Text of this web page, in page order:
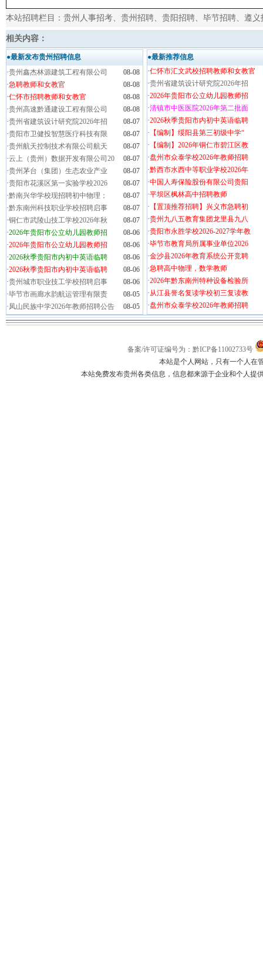
本站招聘栏目： 贵州人事招考、 贵州招聘、 贵阳招聘、 毕节招聘、 遵义
相关内容：
●最新发布贵州招聘信息
·贵州鑫杰林源建筑工程有限公司
08-08
·急聘教师和女教官
08-08
·仁怀市招聘教师和女教官
08-08
·贵州高速黔通建设工程有限公司
08-08
·贵州省建筑设计研究院2026年招
08-07
·贵阳市卫健投智慧医疗科技有限
08-07
·贵州航天控制技术有限公司航天
08-07
·云上（贵州）数据开发有限公司20
08-07
·贵州茅台（集团）生态农业产业
08-07
·贵阳市花溪区第一实验学校2026
08-07
·黔南兴华学校现招聘初中物理；
08-07
·黔东南州科技职业学校招聘启事
08-07
·铜仁市武陵山技工学校2026年秋
08-07
·2026年贵阳市公立幼儿园教师招
08-06
·2026年贵阳市公立幼儿园教师招
08-06
·2026秋季贵阳市内初中英语临聘
08-06
·2026秋季贵阳市内初中英语临聘
08-06
·贵州城市职业技工学校招聘启事
08-06
·毕节市画廊水韵航运管理有限责
08-05
·凤山民族中学2026年教师招聘公告 08-05
●最新推荐信息
·仁怀市汇文武校招聘教师和女教官
·贵州省建筑设计研究院2026年招
·2026年贵阳市公立幼儿园教师招
·清镇市中医医院2026年第二批面
·2026秋季贵阳市内初中英语临聘
· 【编制】绥阳县第三初级中学“
· 【编制】2026年铜仁市碧江区教
·盘州市众泰学校2026年教师招聘
·黔西市水西中等职业学校2026年
·中国人寿保险股份有限公司贵阳
·平坝区枫林高中招聘教师
· 【置顶推荐招聘】兴义市急聘初
·贵州九八五教育集团龙里县九八
·贵阳市永胜学校2026-2027学年教
·毕节市教育局所属事业单位2026
·金沙县2026年教育系统公开竞聘
·急聘高中物理，数学教师
·2026年黔东南州特种设备检验所
·从江县誉名复读学校初三复读教
·盘州市众泰学校2026年教师招聘
备案/许可证编号为：黔ICP备11002733号
本站是个人网站，只有一个人在
本站免费发布贵州各类信息，信息都来源于企业和个人提